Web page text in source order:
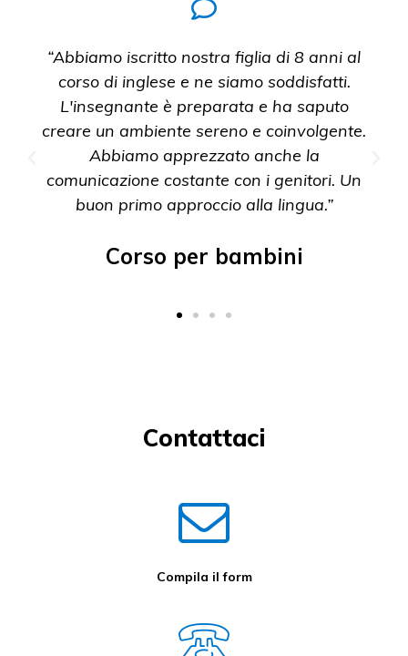
“Abbiamo iscritto nostra figlia di 8 anni al
corso di inglese e ne siamo soddisfatti.
L'insegnante è preparata e ha saputo
creare un ambiente sereno e coinvolgente.
Abbiamo apprezzato anche la
comunicazione costante con i genitori. Un
buon primo approccio alla lingua.”
Corso per bambini
Contattaci
Compila il form